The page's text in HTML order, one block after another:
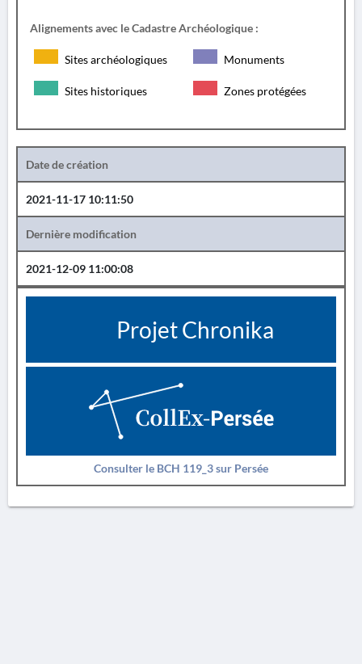
Alignements avec le Cadastre Archéologique :
Sites archéologiques Monuments
Sites historiques Zones protégées
Date de création
2021-11-17 10:11:50
Dernière modification
2021-12-09 11:00:08
Projet Chronika
Consulter le BCH 119_3 sur Persée